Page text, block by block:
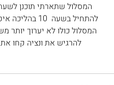
המסלול שתארתי תוכנן
להתחיל בשעה
המסלול כולו לא יערוך
להרגיש את ונציה קחו